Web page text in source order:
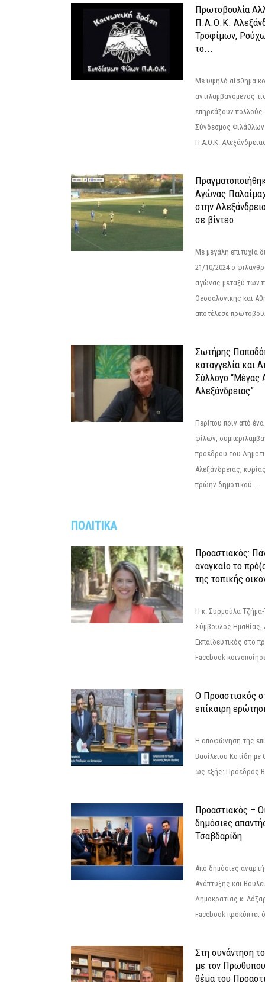
Πρωτοβουλία
Π.Α.Ο.Κ.
Τροφίμων,
το...
Με υψηλό αίσθημα
αντιλαμβανόμενος
επηρεάζουν πολλούς
Σύνδεσμος
Π.Α.Ο.Κ.
Αγώνας
στην
σε βίντεο
Με μεγάλη επιτυχία
21/10/2024 ο
αγώνας μεταξύ των
Θεσσαλονίκης και
αποτέλεσε
Σωτήρης
καταγγελία και
Σύλλογο “Μέγας
Αλεξάνδρειας”
Περίπου πριν από
φίλων,
προέδρου του
Αλεξάνδρειας,
πρώην δημοτικού...
ΠΟΛΙΤΙΚΑ
Προαστιακός:
αναγκαίο το
της τοπικής
Η κ. Συρμούλα
Σύμβουλος Ημαθίας,
Εκπαιδευτικός στο
Facebook
Ο Προαστιακός
επίκαιρη
Η αποφώνηση της
Βασίλειου Κοτίδη με
ως εξής: Πρόεδρος
Προαστιακός –
δημόσιες
Τσαβδαρίδη
Από δημόσιες
Ανάπτυξης και
Δημοκρατίας κ.
Facebook προκύπτει
Στη συνάντηση
με τον
θέμα του